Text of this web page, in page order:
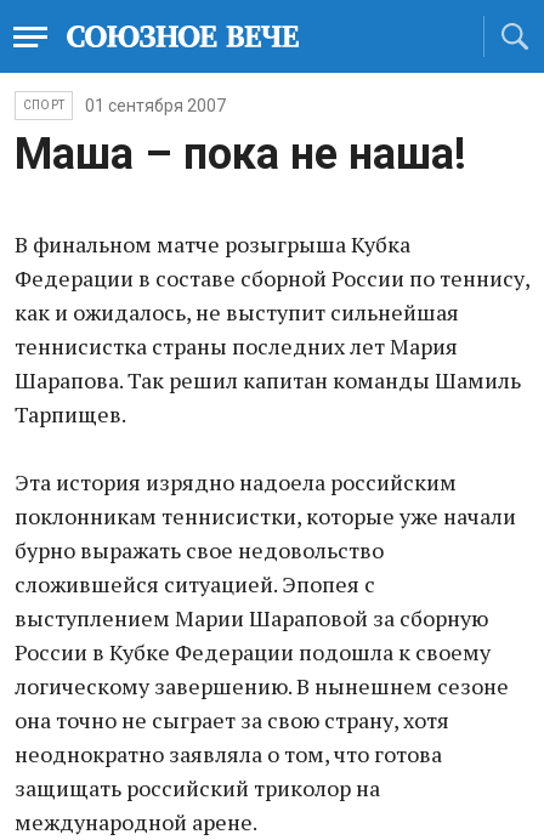
СПОРТ 01 сентября 2007
Маша – пока не наша!
В финальном матче розыгрыша Кубка
Федерации в составе сборной России по теннису,
как и ожидалось, не выступит сильнейшая
теннисистка страны последних лет Мария
Шарапова. Так решил капитан команды Шамиль
Тарпищев.
Эта история изрядно надоела российским
поклонникам теннисистки, которые уже начали
бурно выражать свое недовольство
сложившейся ситуацией. Эпопея с
выступлением Марии Шараповой за сборную
России в Кубке Федерации подошла к своему
логическому завершению. В нынешнем сезоне
она точно не сыграет за свою страну, хотя
неоднократно заявляла о том, что готова
защищать российский триколор на
международной арене.